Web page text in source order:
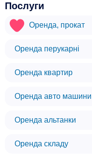
Послуги
Оренда, прокат
Оренда перукарні
Оренда квартир
Оренда авто машини
Оренда альтанки
Оренда складу